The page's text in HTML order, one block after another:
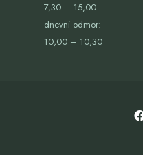
7,30 – 15,00
dnevni odmor:
10,00 – 10,30